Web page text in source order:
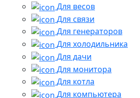
Для весов
Для связи
Для генераторов
Для холодильника
Для дачи
Для монитора
Для котла
Для компьютера